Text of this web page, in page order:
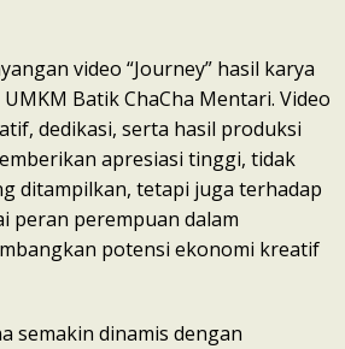
video “Journey” hasil karya
Batik ChaCha Mentari. Video
dedikasi, serta hasil produksi
apresiasi tinggi, tidak
ditampilkan, tetapi juga terhadap
peran perempuan dalam
potensi ekonomi kreatif
semakin dinamis dengan